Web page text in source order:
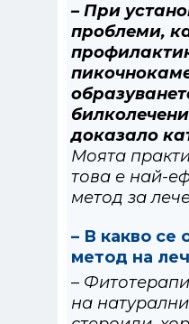
– При
проблеми,
доказало
Моята
това е най-
метод за
– В какво се
метод на
–
на